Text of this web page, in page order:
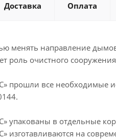
Доставка Оплата
менять направление
роль очистного
прошли все необходимые
упакованы в отдельные
изготавливаются на